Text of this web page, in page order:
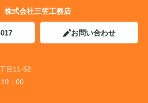
株式会社三笠工務店
お問い合わせ
目11-52
：00